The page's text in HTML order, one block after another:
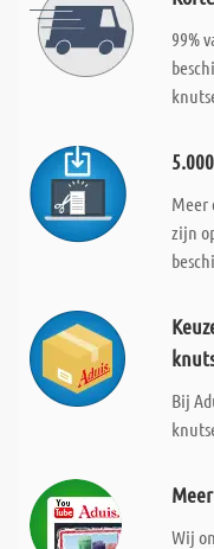
99%
Meer
zijn
Bij
Wij